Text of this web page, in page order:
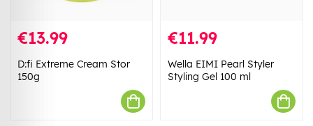
€13.99
D:fi Extreme Cream Stor
150g
€11.99
Wella EIMI Pearl Styler
Styling Gel 100 ml